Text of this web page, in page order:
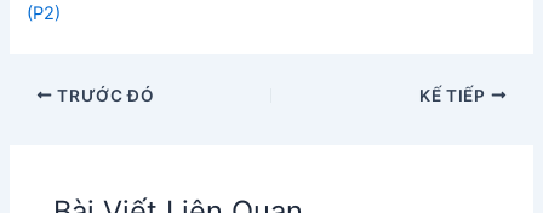
(P2)
TRƯỚC ĐÓ KẾ TIẾP